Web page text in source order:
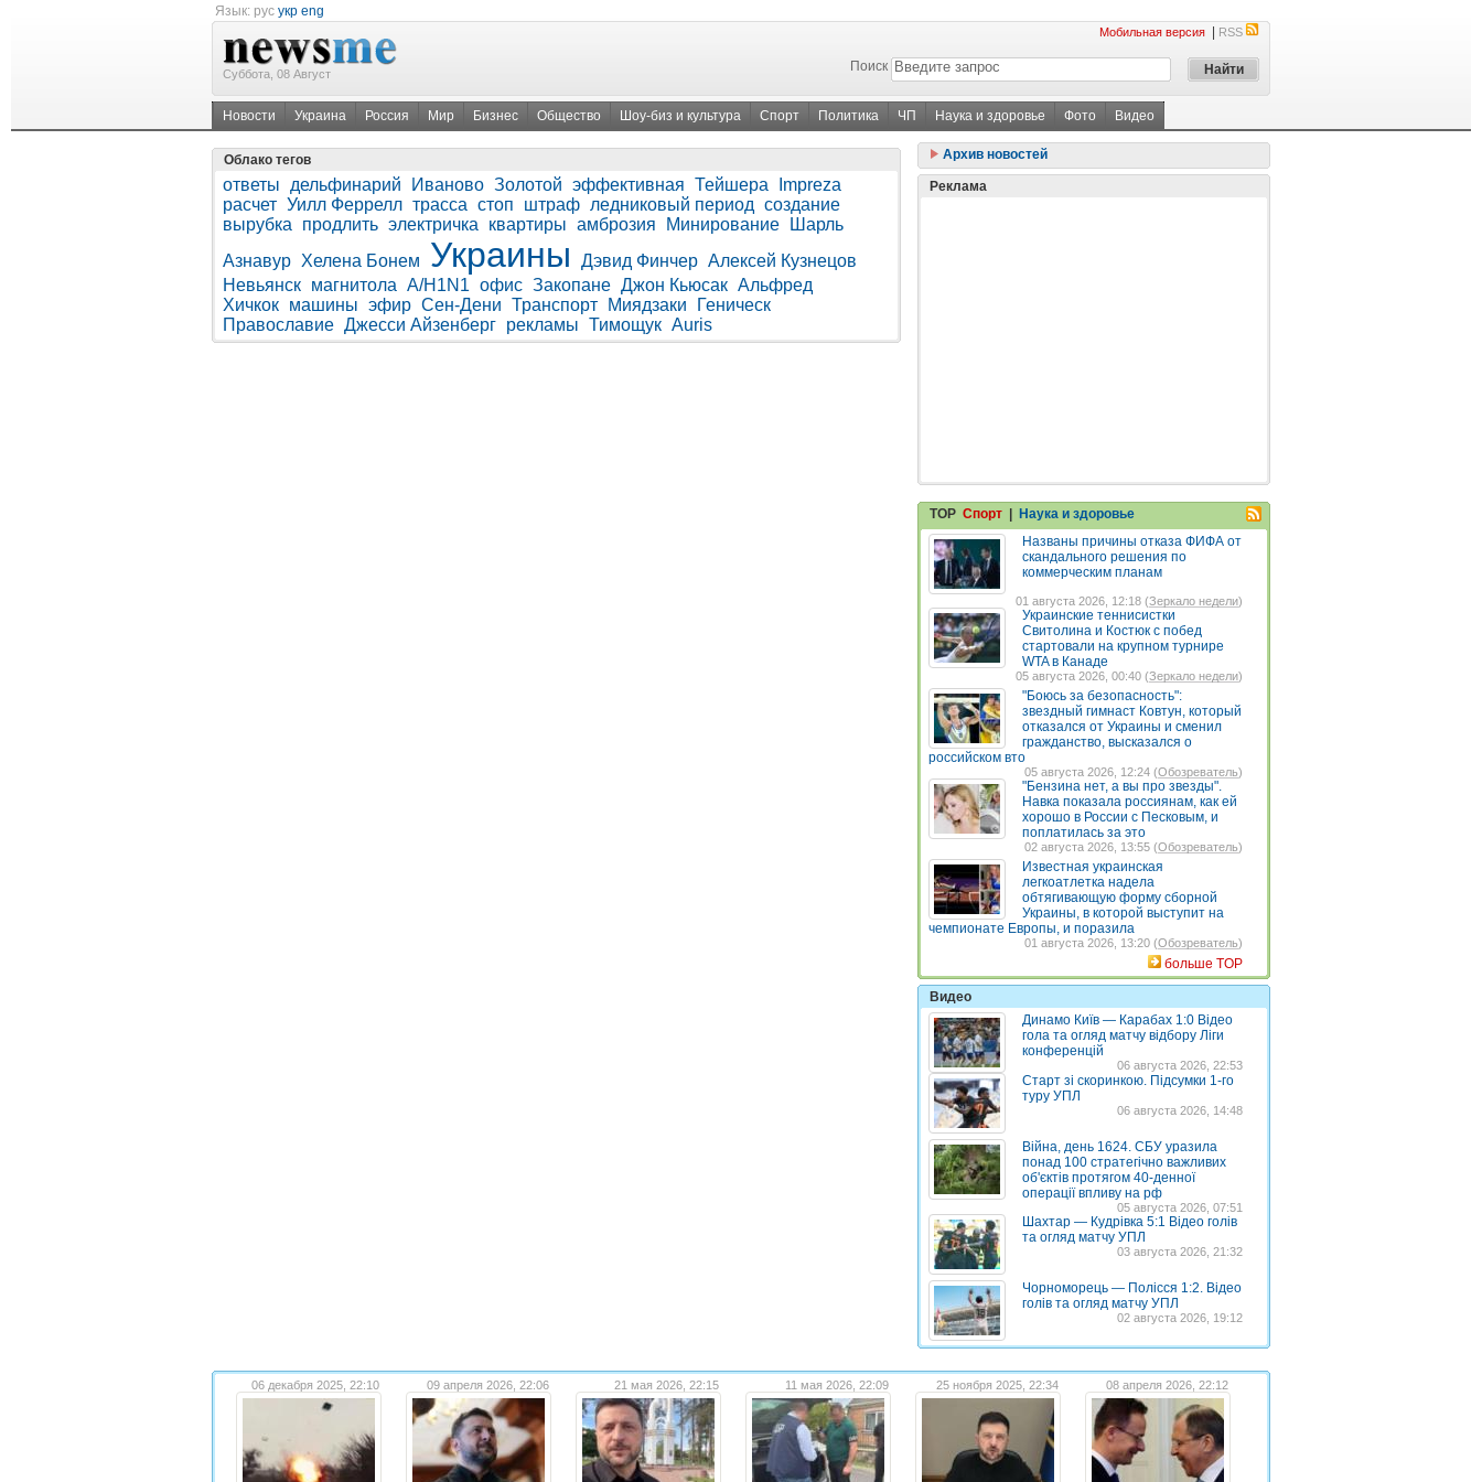
Язык: рус укр eng
Суббота, 08 Август
Мобильная версия RSS
Поиск
Новости Украина Россия Мир Бизнес Общество Шоу-биз и культура Спорт Политика ЧП Наука и здоровье Фото Видео
Облако тегов
ответы дельфинарий Иваново Золотой эффективная Тейшера
Impreza
расчет Уилл Феррелл трасса стоп штраф ледниковый период создание
вырубка
продлить электричка квартиры амброзия Минирование
Шарль
Азнавур Хелена Бонем Украины Дэвид Финчер Алексей Кузнецов
Невьянск магнитола A/H1N1 офис Закопане Джон Кьюсак Альфред
Хичкок машины эфир Сен-Дени Транспорт Миядзаки
Геническ
Православие Джесси Айзенберг рекламы Тимощук Auris
Архив новостей
Реклама
TOP Спорт
Наука и здоровье
Названы причины отказа ФИФА от
скандального решения по
коммерческим планам
01 августа 2026, 12:18 (Зеркало недели)
Украинские теннисистки
Свитолина и Костюк с побед
стартовали на крупном турнире
WTA в Канаде
05 августа 2026, 00:40 (Зеркало недели)
"Боюсь за безопасность":
звездный гимнаст Ковтун, который
отказался от Украины и сменил
гражданство, высказался о
российском вто
05 августа 2026, 12:24 (Обозреватель)
"Бензина нет, а вы про звезды".
Навка показала россиянам, как ей
хорошо в России с Песковым, и
поплатилась за это
02 августа 2026, 13:55 (Обозреватель)
Известная украинская
легкоатлетка надела
обтягивающую форму сборной
Украины, в которой выступит на
чемпионате Европы, и поразила
01 августа 2026, 13:20 (Обозреватель)
больше TOP
Видео
Динамо Київ — Карабах 1:0 Відео
гола та огляд матчу відбору Ліги
конференцій
06 августа 2026, 22:53
Старт зі скоринкою. Підсумки 1-го
туру УПЛ
06 августа 2026, 14:48
Війна, день 1624. СБУ уразила
понад 100 стратегічно важливих
об'єктів протягом 40-денної
операції впливу на рф
05 августа 2026, 07:51
Шахтар — Кудрівка 5:1 Відео голів
та огляд матчу УПЛ
03 августа 2026, 21:32
Чорноморець — Полісся 1:2. Відео
голів та огляд матчу УПЛ
02 августа 2026, 19:12
06 декабря 2025, 22:10 09 апреля 2026, 22:06 21 мая 2026, 22:15 11 мая 2026, 22:09 25 ноября 2025, 22:34 08 апреля 2026, 22:12